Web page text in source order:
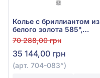
Колье с бриллиантом из
белого золота 585°,
0,075ct, арт. 704-083
70 288,00 грн
35 144,00 грн
(арт. 704-083^)